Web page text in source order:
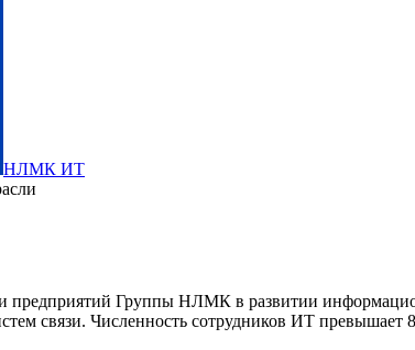
НЛМК ИТ
предприятий Группы НЛМК в развитии
связи. Численность сотрудников ИТ превышает